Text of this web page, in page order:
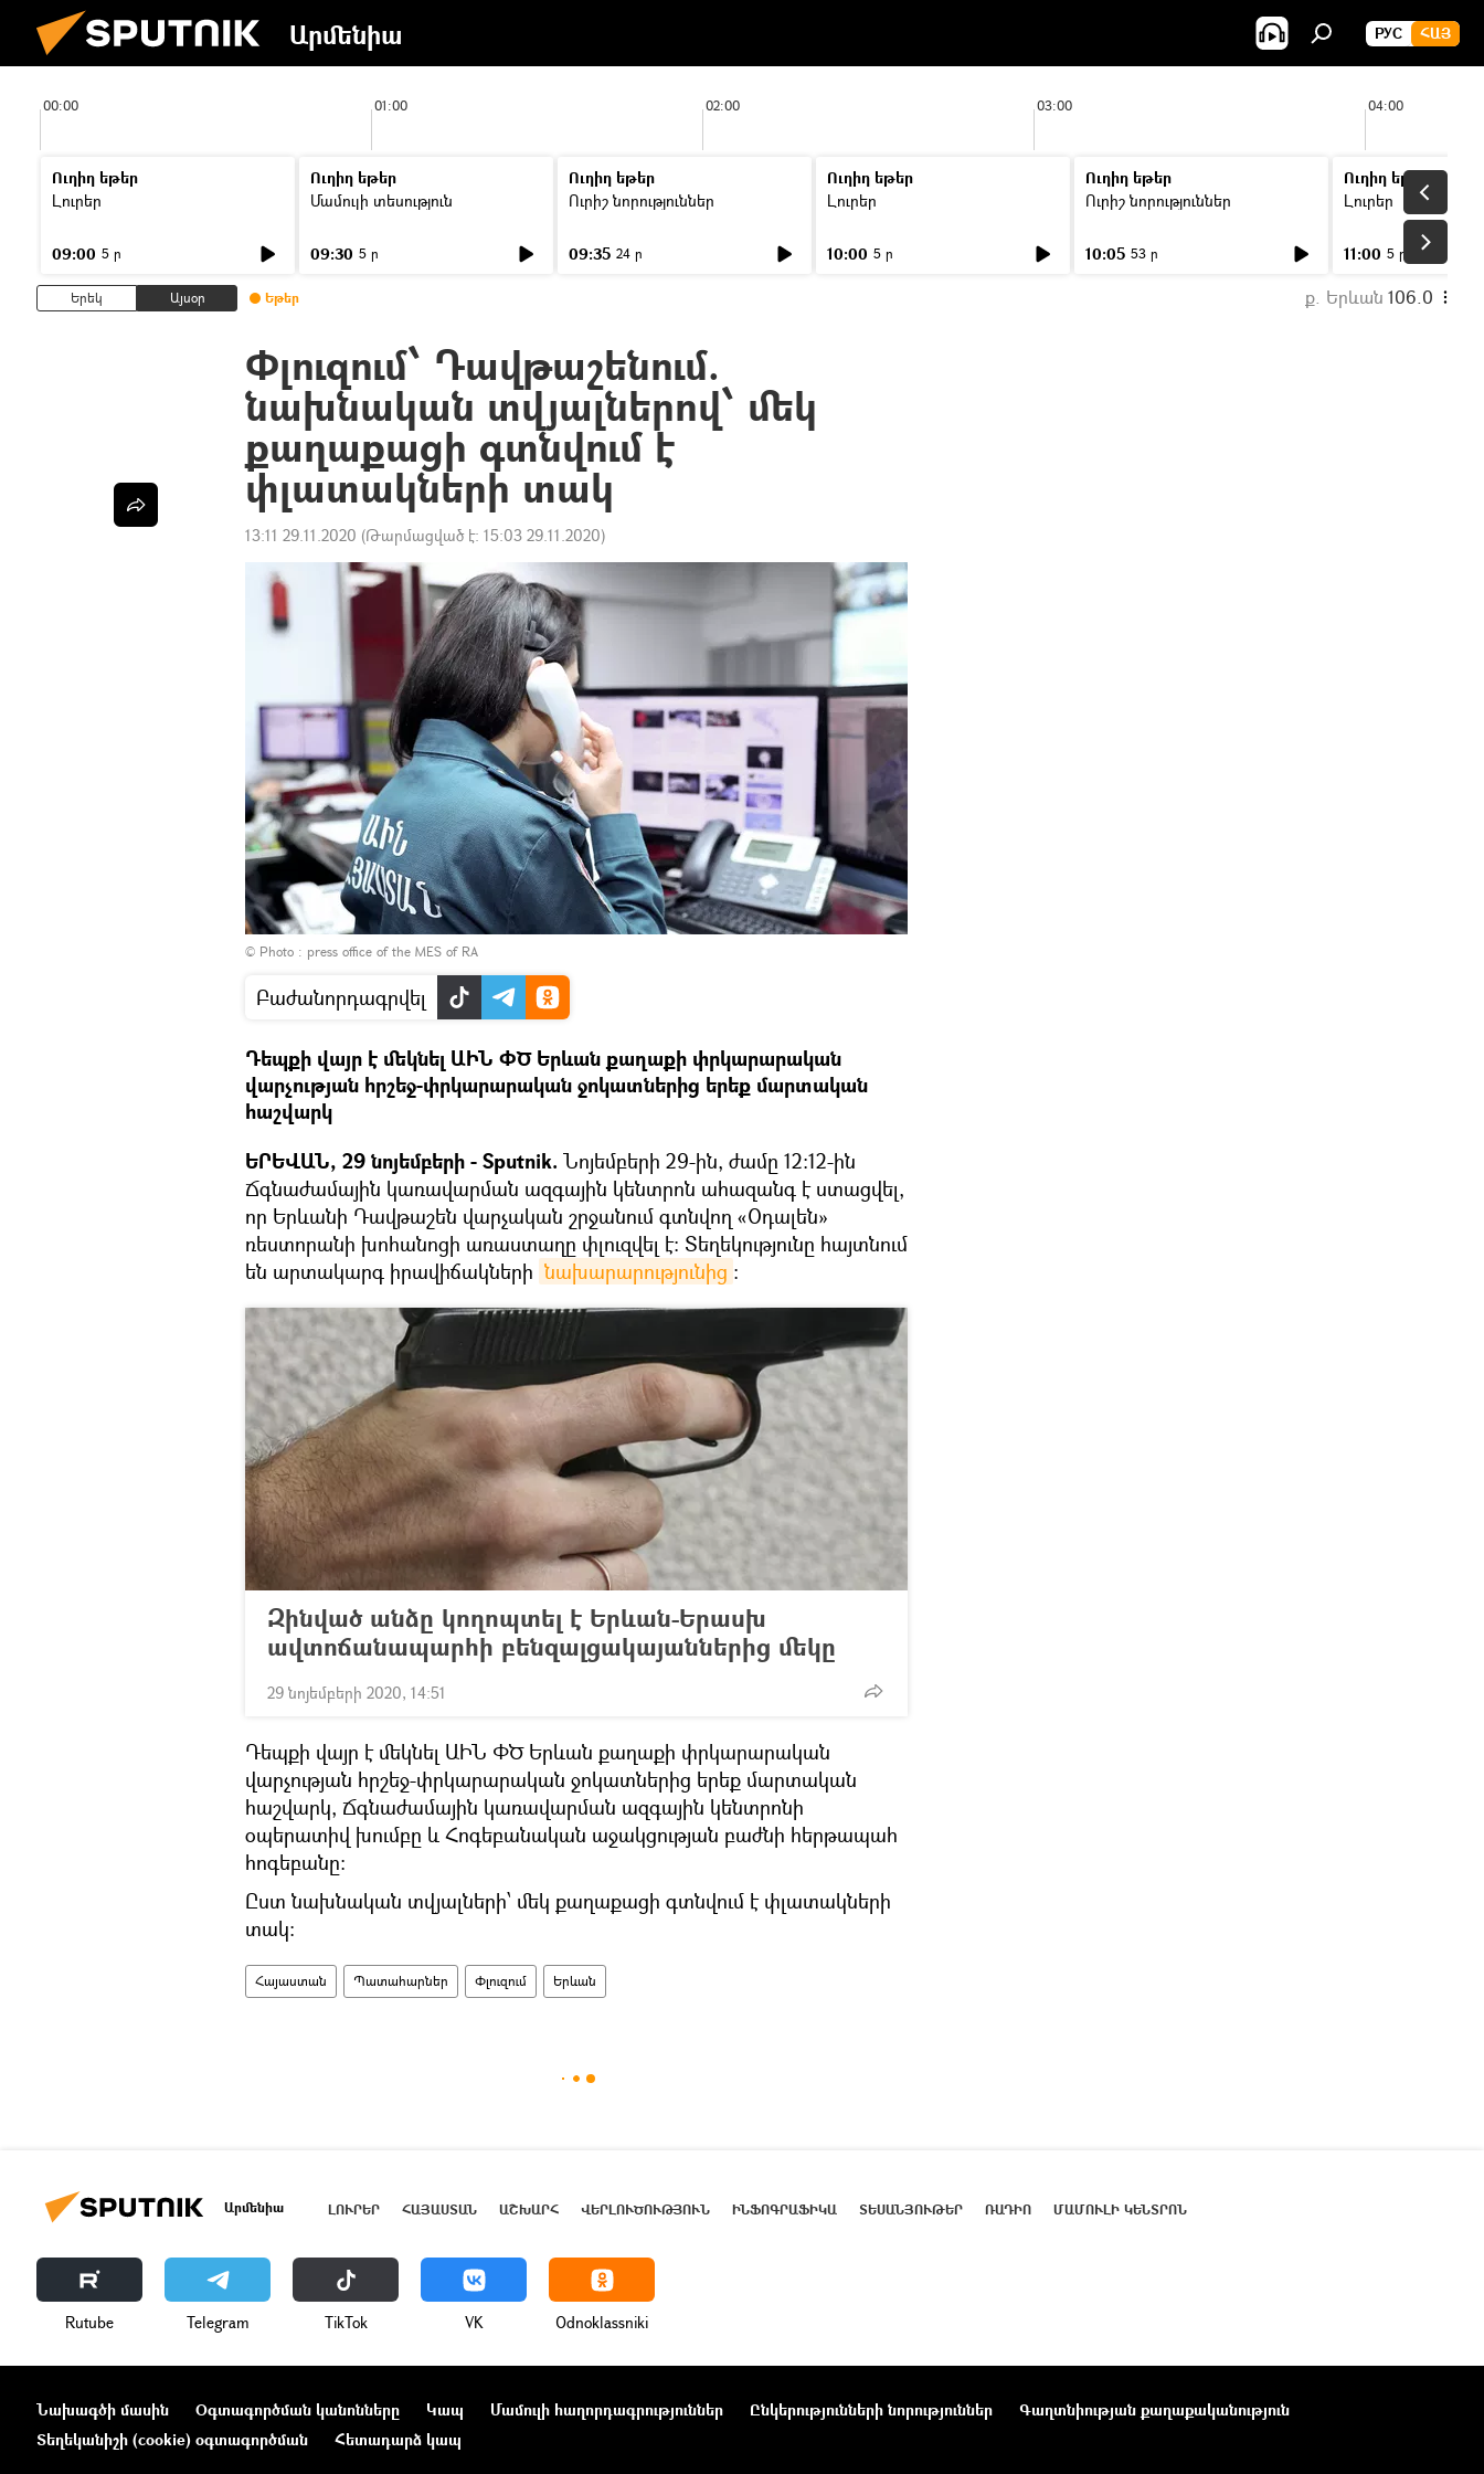
Արմենիա РУС ՀԱՅ
00:00 01:00 02:00 03:00 04:00
Ուղիղ եթեր
Լուրեր
09:00 5 ր
Ուղիղ եթեր
Մամուլի տեսություն
09:30 5 ր
Ուղիղ եթեր
Ուրիշ նորություններ
09:35 24 ր
Ուղիղ եթեր
Լուրեր
10:00 5 ր
Ուղիղ եթեր
Ուրիշ նորություններ
10:05 53 ր
Ուղիղ եթեր
Լուրեր
11:00 5 ր
Երեկ Այսօր Եթեր ք. Երևան 106.0
Փլուզում՝ Դավթաշենում.
նախնական տվյալներով՝ մեկ
քաղաքացի գտնվում է
փլատակների տակ
13:11 29.11.2020 (Թարմացված է: 15:03 29.11.2020)
© Photo : press office of the MES of RA
Բաժանորդագրվել
Դեպքի վայր է մեկնել ԱԻՆ ՓԾ Երևան քաղաքի փրկարարական
վարչության հրշեջ-փրկարարական ջոկատներից երեք մարտական
հաշվարկ
ԵՐԵՎԱՆ, 29 նոյեմբերի - Sputnik. Նոյեմբերի 29-ին, ժամը 12։12-ին
Ճգնաժամային կառավարման ազգային կենտրոն ահազանգ է ստացվել,
որ Երևանի Դավթաշեն վարչական շրջանում գտնվող «Օդալեն»
ռեստորանի խոհանոցի առաստաղը փլուզվել է։ Տեղեկությունը հայտնում
են արտակարգ իրավիճակների նախարարությունից ։
Զինված անձը կողոպտել է Երևան-Երասխ
ավտոճանապարհի բենզալցակայաններից մեկը
29 նոյեմբերի 2020, 14:51
Դեպքի վայր է մեկնել ԱԻՆ ՓԾ Երևան քաղաքի փրկարարական
վարչության հրշեջ-փրկարարական ջոկատներից երեք մարտական
հաշվարկ, Ճգնաժամային կառավարման ազգային կենտրոնի
օպերատիվ խումբը և Հոգեբանական աջակցության բաժնի հերթապահ
հոգեբանը։
Ըստ նախնական տվյալների՝ մեկ քաղաքացի գտնվում է փլատակների
տակ։
Հայաստան Պատահարներ Փլուզում Երևան
Արմենիա ԼՈՒՐԵՐ ՀԱՅԱՍՏԱՆ ԱՇԽԱՐՀ ՎԵՐԼՈՒԾՈՒԹՅՈՒՆ ԻՆՖՈԳՐԱՖԻԿԱ ՏԵՍԱՆՅՈՒԹԵՐ ՌԱԴԻՈ ՄԱՄՈՒԼԻ ԿԵՆՏՐՈՆ
Rutube Telegram ТikТоk VK Odnoklassniki
Նախագծի մասին Օգտագործման կանոնները Կապ Մամուլի հաղորդագրություններ Ընկերությունների նորություններ
Գաղտնիության քաղաքականություն
Տեղեկանիշի (cookie) օգտագործման
Հետադարձ կապ